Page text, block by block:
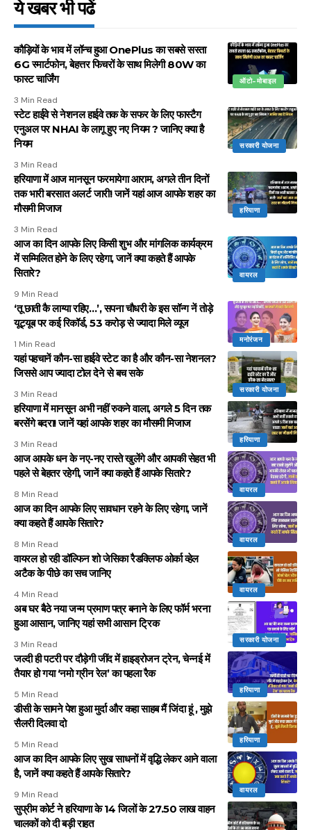
ये खबर भी पढें
ऑटो-मोबाइल
कौड़ियों के भाव में लॉन्च हुआ OnePlus का सबसे सस्ता
6G स्मार्टफोन, बेहत्तर फिचरों के साथ मिलेगी 80W का
फास्ट चार्जिंग
3 Min Read
सरकारी योजना
स्टेट हाईवे से नेशनल हाईवे तक के सफर के लिए फास्टैग
एनुअल पर NHAI के लागू हुए नए नियम ? जानिए क्या है
नियम
3 Min Read
हरियाणा
हरियाणा में आज मानसून फरमायेगा आराम, अगले तीन दिनों
तक भारी बरसात अलर्ट जारी! जानें यहां आज आपके शहर का
मौसमी मिजाज
3 Min Read
वायरल
आज का दिन आपके लिए किसी शुभ और मांगलिक कार्यक्रम
में सम्मिलित होने के लिए रहेगा, जानें क्या कहते हैं आपके
सितारे?
9 Min Read
मनोरंजन
‘तू छाती कै लाग्या रहिए…’, सपना चौधरी के इस सॉन्ग नें तोड़े
यूट्यूब पर कई रिकॉर्ड, 53 करोड़ से ज्यादा मिले व्यूज
1 Min Read
सरकारी योजना
यहां पहचानें कौन-सा हाईवे स्टेट का है और कौन-सा नेशनल?
जिससे आप ज्यादा टोल देने से बच सके
3 Min Read
हरियाणा
हरियाणा में मानसून अभी नहीं रुकने वाला, अगले 5 दिन तक
बरसेंगे बदरा! जानें यहां आपके शहर का मौसमी मिजाज
3 Min Read
वायरल
आज आपके धन के नए-नए रास्ते खुलेंगे और आपकी सेहत भी
पहले से बेहतर रहेगी, जानें क्या कहते हैं आपके सितारे?
8 Min Read
वायरल
आज का दिन आपके लिए सावधान रहने के लिए रहेगा, जानें
क्या कहते हैं आपके सितारे?
8 Min Read
वायरल
वायरल हो रही डॉल्फिन शो जेसिका रैडक्लिफ ओर्का व्हेल
अटैक के पीछे का सच जानिए
4 Min Read
सरकारी योजना
अब घर बैठे नया जन्म प्रमाण पत्र बनाने के लिए फॉर्म भरना
हुआ आसान, जानिए यहां सभी आसान ट्रिक
3 Min Read
हरियाणा
जल्दी ही पटरी पर दौड़ेगी जींद में हाइड्रोजन ट्रेन, चेन्नई में
तैयार हो गया ‘नमो ग्रीन रेल’ का पहला रैक
5 Min Read
हरियाणा
डीसी के सामने पेश हुआ मुर्दा और कहा साहब मैं जिंदा हूं , मुझे
सैलरी दिलवा दो
5 Min Read
वायरल
आज का दिन आपके लिए सुख साधनों में वृद्धि लेकर आने वाला
है, जानें क्या कहते हैं आपके सितारे?
9 Min Read
सुप्रीम कोर्ट ने हरियाणा के 14 जिलों के 27.50 लाख वाहन
चालकों को दी बड़ी राहत